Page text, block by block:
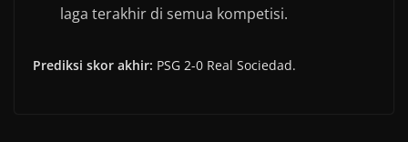
laga terakhir di semua kompetisi.
Prediksi skor akhir: PSG 2-0 Real Sociedad.